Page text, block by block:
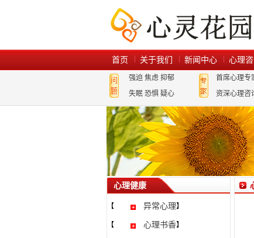
首页 关于我们 新闻中心 心理
强迫 焦虑 抑郁
失眠 恐惧 疑心
首席心理专
资深心理咨
心理健康
【 异常心理】
【 心理书香】